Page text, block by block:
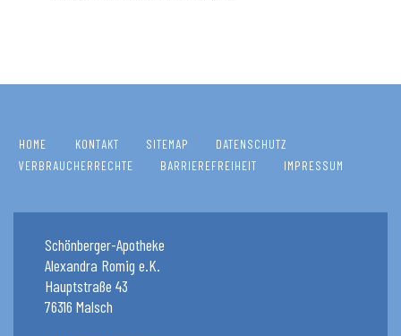
HOME KONTAKT SITEMAP
DATENSCHUTZ
VERBRAUCHERRECHTE
BARRIEREFREIHEIT IMPRESSUM
Schönberger-Apotheke
Alexandra Romig e.K.
Hauptstraße 43
76316 Malsch